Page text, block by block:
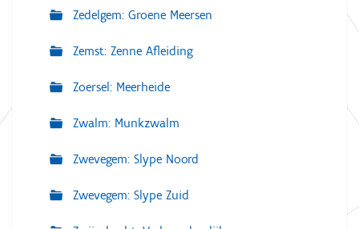
Zedelgem: Groene Meersen
Zemst: Zenne Afleiding
Zoersel: Meerheide
Zwalm: Munkzwalm
Zwevegem: Slype Noord
Zwevegem: Slype Zuid